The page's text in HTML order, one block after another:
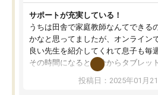
サポートが充実している！
うちは田舎で家庭教師なんてできる
かなと思ってましたが、オンライン
良い先生を紹介してくれて息子も毎
その時間になると自分からタブレット
を開いてzoomを繋げるようになりま
た！5科目なんでもOKなのもとても気
投稿日：2025年01月21